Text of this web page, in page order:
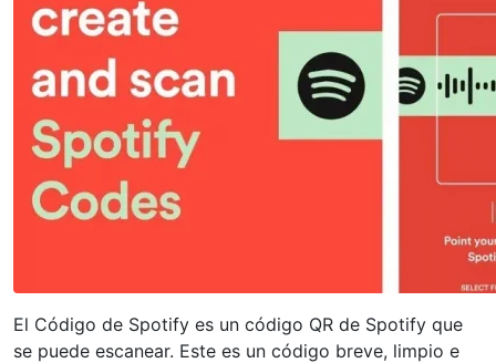
El Código de Spotify es un código QR de Spotify que
se puede escanear. Este es un código breve, limpio e